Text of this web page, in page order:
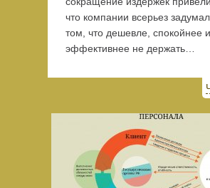
что компании всерьез
том, что дешевле, спокойнее и
эффективнее не держать…